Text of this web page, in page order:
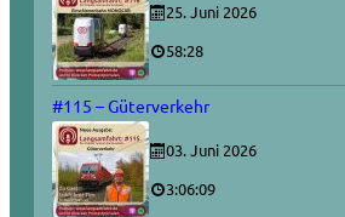
25. Juni 2026
58:28
#115 – Güterverkehr
03. Juni 2026
3:06:09